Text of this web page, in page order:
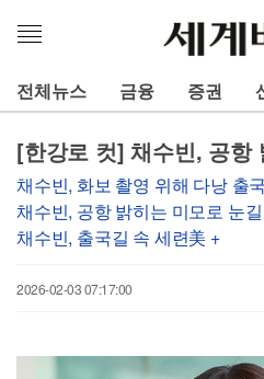
메
열
기
전체뉴스 금융 증권
[한강로 컷] 채수빈, 공항
채수빈, 화보 촬영 위해 다낭 출국
채수빈, 공항 밝히는 미모로 눈길
채수빈, 출국길 속 세련美 +
2026-02-03 07:17:00